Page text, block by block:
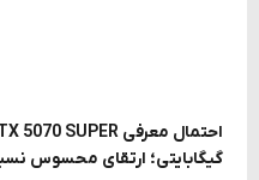
گیگابایتی؛ ارتقای محسوس